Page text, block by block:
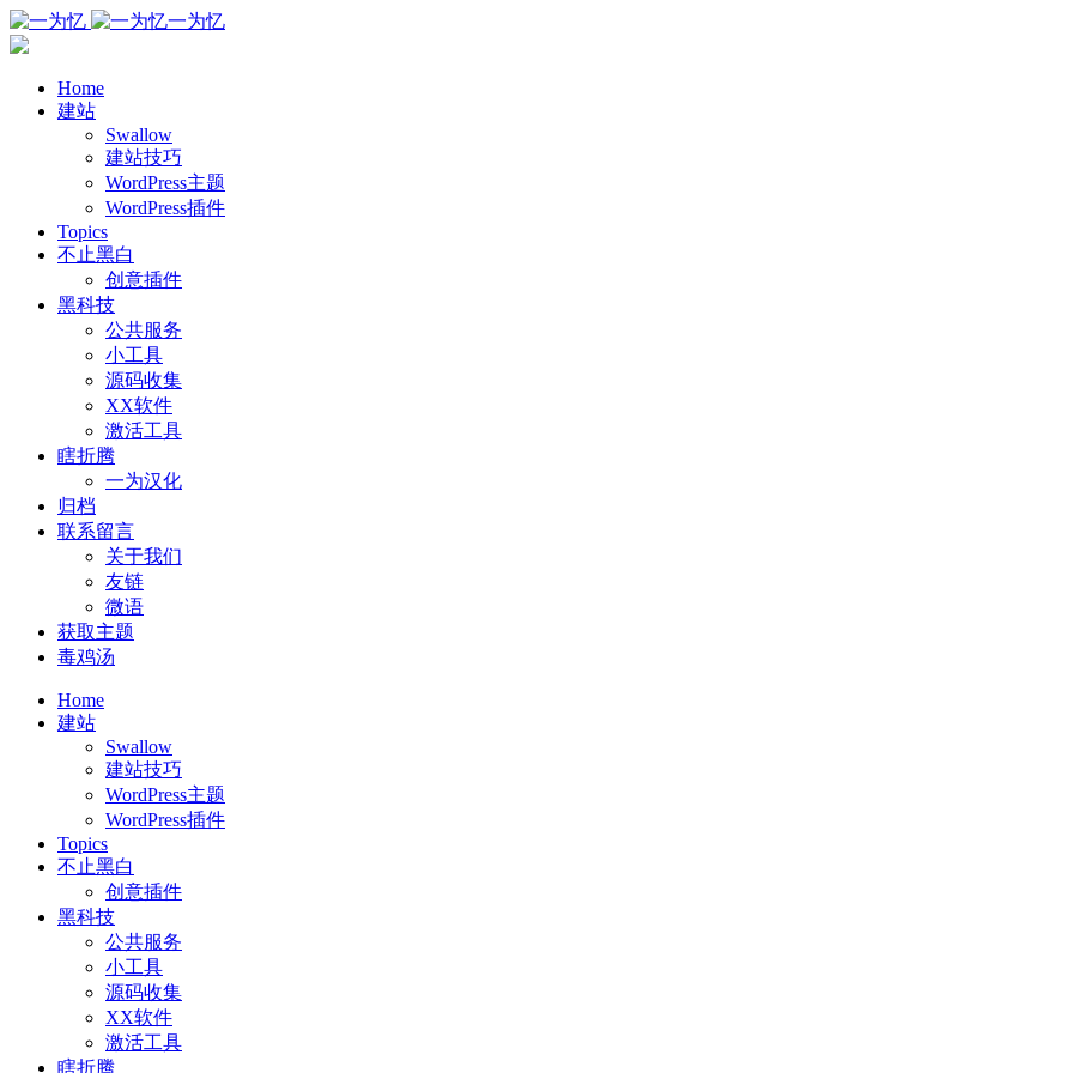
一为忆
Home
建站
Swallow
建站技巧
WordPress主题
WordPress插件
Topics
不止黑白
创意插件
黑科技
公共服务
小工具
源码收集
XX软件
激活工具
瞎折腾
一为汉化
归档
联系留言
关于我们
友链
微语
获取主题
毒鸡汤
Home
建站
Swallow
建站技巧
WordPress主题
WordPress插件
Topics
不止黑白
创意插件
黑科技
公共服务
小工具
源码收集
XX软件
激活工具
瞎折腾